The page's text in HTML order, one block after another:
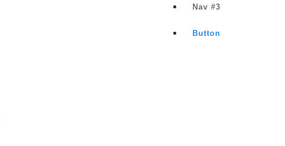
Nav #3
Button